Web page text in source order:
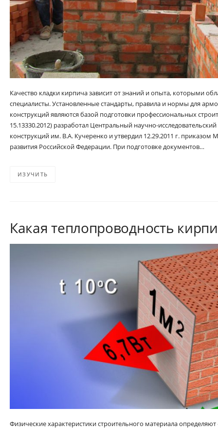
Качество кладки кирпича зависит от знаний и опыта, которыми
специалисты. Установленные стандарты, правила и нормы для
конструкций являются базой подготовки профессиональных
15.13330.2012) разработал Центральный научно-
конструкций им. В.А. Кучеренко и утвердил 12.29.2011 г. приказом
развития Российской Федерации. При подготовке документов…
ИЗУЧИТЬ
Какая теплопроводность
Физические характеристики строительного материала определяют